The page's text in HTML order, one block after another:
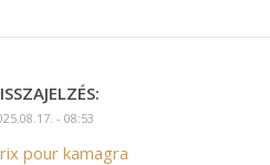
- 08:53
pour kamagra